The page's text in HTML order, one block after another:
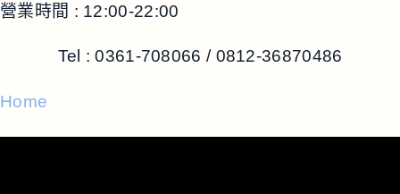
營業時間 : 12:00-22:00
Tel : 0361-708066 / 0812-36870486
Home